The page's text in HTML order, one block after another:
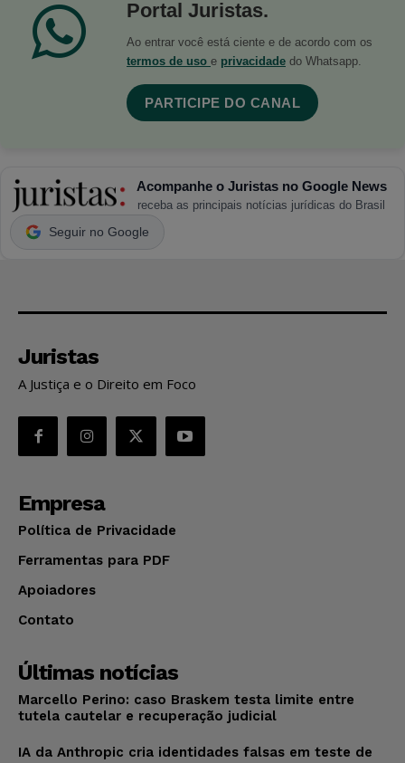
Portal Juristas.
Ao entrar você está ciente e de acordo com os
termos de uso e privacidade do Whatsapp.
PARTICIPE DO CANAL
Acompanhe o Juristas no Google News
receba as principais notícias jurídicas do Brasil
Seguir no Google
Juristas
A Justiça e o Direito em Foco
Empresa
Política de Privacidade
Ferramentas para PDF
Apoiadores
Contato
Últimas notícias
Marcello Perino: caso Braskem testa limite entre
tutela cautelar e recuperação judicial
IA da Anthropic cria identidades falsas em teste de